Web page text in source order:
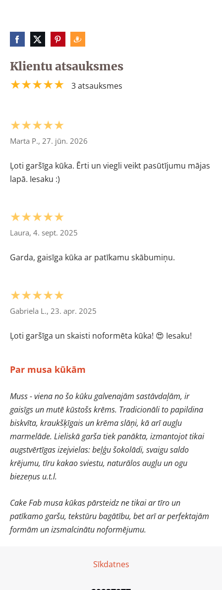
Par musa kūkām
Muss - viena no šo kūku galvenajām sastāvdaļām, ir
gaisīgs un mutē kūstošs krēms. Tradicionāli to papildina
biskvīta, kraukšķīgais un krēma slāņi, kā arī augļu
marmelāde. Lieliskā garša tiek panākta, izmantojot tikai
augstvērtīgas izejvielas: beļģu šokolādi, svaigu saldo
krējumu, tīru kakao sviestu, naturālos augļu un ogu
biezeņus u.t.l.
Cake Fab musa kūkas pārsteidz ne tikai ar tīro un
patīkamo garšu, tekstūru bagātību, bet arī ar perfektajām
formām un izsmalcinātu noformējumu.
Klientu atsauksmes
★★★★★ 3 atsauksmes
★★★★★
Marta P., 27. jūn. 2026
Ļoti garšīga kūka. Ērti un viegli veikt pasūtījumu mājas
lapā. Iesaku :)
★★★★★
Laura, 4. sept. 2025
Garda, gaisīga kūka ar patīkamu skābumiņu.
★★★★★
Gabriela L., 23. apr. 2025
Ļoti garšīga un skaisti noformēta kūka! 😍 Iesaku!
Sīkdatnes